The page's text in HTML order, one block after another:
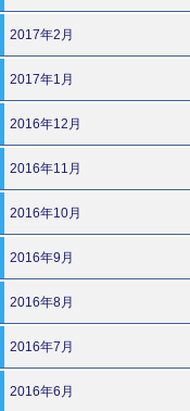
2017年2月
2017年1月
2016年12月
2016年11月
2016年10月
2016年9月
2016年8月
2016年7月
2016年6月